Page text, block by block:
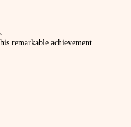
remarkable achievement.